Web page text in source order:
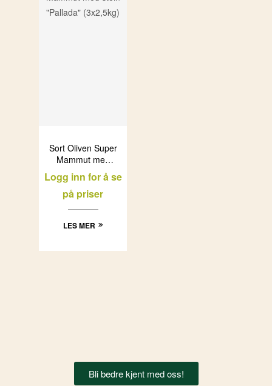
Sort Oliven Super
Mammut med
stein “Pallada”
(3×2,5kg)
Logg inn for å se
på priser
LES MER
Bli bedre kjent med oss!